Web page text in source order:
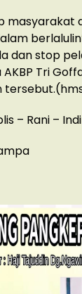
masyarakat
dan stop
Tri
– Rani –